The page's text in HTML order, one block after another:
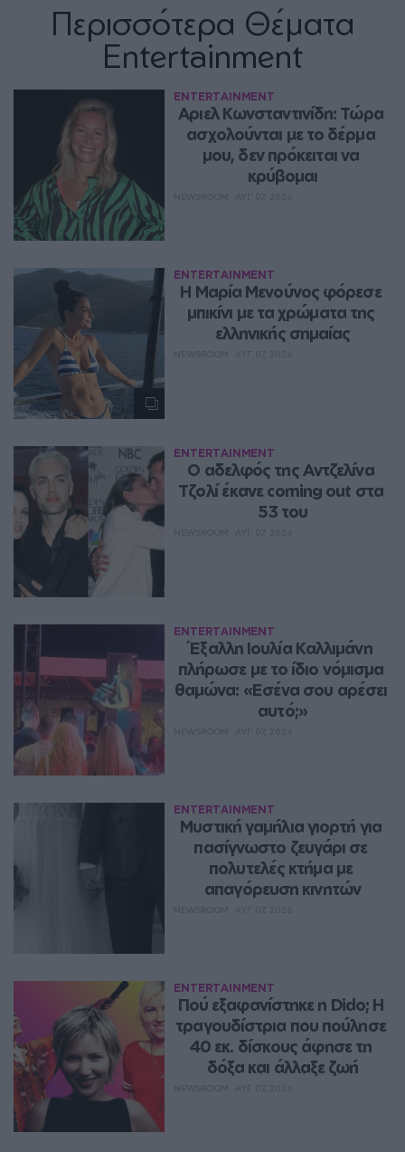
Περισσότερα Θέματα
Entertainment
ENTERTAINMENT
Αριελ Κωνσταντινίδη: Τώρα
ασχολούνται με το δέρμα
μου, δεν πρόκειται να
κρύβομαι
ENTERTAINMENT
Η Μαρία Μενούνος φόρεσε
μπικίνι με τα χρώματα της
ελληνικής σημαίας
ENTERTAINMENT
Ο αδελφός της Αντζελίνα
Τζολί έκανε coming out στα
53 του
ENTERTAINMENT
Έξαλλη Ιουλία Καλλιμάνη
πλήρωσε με το ίδιο νόμισμα
θαμώνα: «Εσένα σου αρέσει
αυτό;»
ENTERTAINMENT
Μυστική γαμήλια γιορτή για
πασίγνωστο ζευγάρι σε
πολυτελές κτήμα με
απαγόρευση κινητών
ENTERTAINMENT
Πού εξαφανίστηκε η Dido; Η
τραγουδίστρια που πούλησε
40 εκ. δίσκους άφησε τη
δόξα και άλλαξε ζωή